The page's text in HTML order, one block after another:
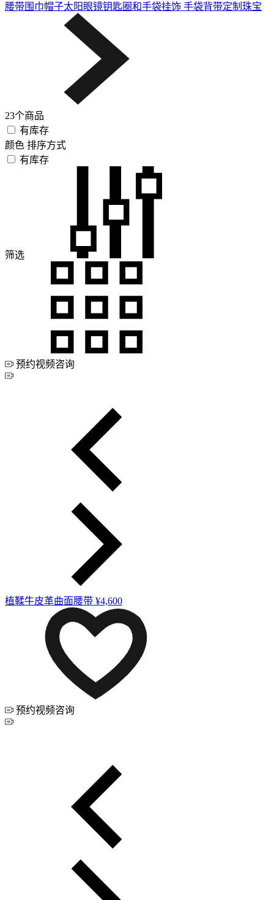
腰带围巾帽子太阳眼镜钥匙圈和手袋挂饰 手袋背带定制珠宝
23个商品
有库存
颜色 排序方式
有库存
筛选
预约视频咨询
植鞣牛皮革曲面腰带 ¥4,600
预约视频咨询